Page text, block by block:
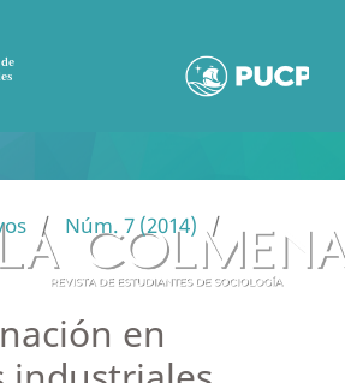
/ Núm. 7 (2014)
/
en